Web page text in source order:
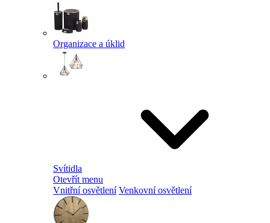
Organizace a úklid
Svítidla
Otevřít menu
Vnitřní osvětlení Venkovní osvětlení